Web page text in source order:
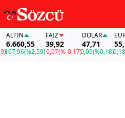
(%2,59)
FAİZ
39,92
-0,07(%-0,17)
DOLAR
47,71
0,09(%0,18)
EURO
55,19
0,18